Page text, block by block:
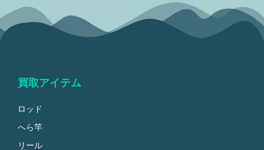
買取アイテム
ロッド
へら竿
リール